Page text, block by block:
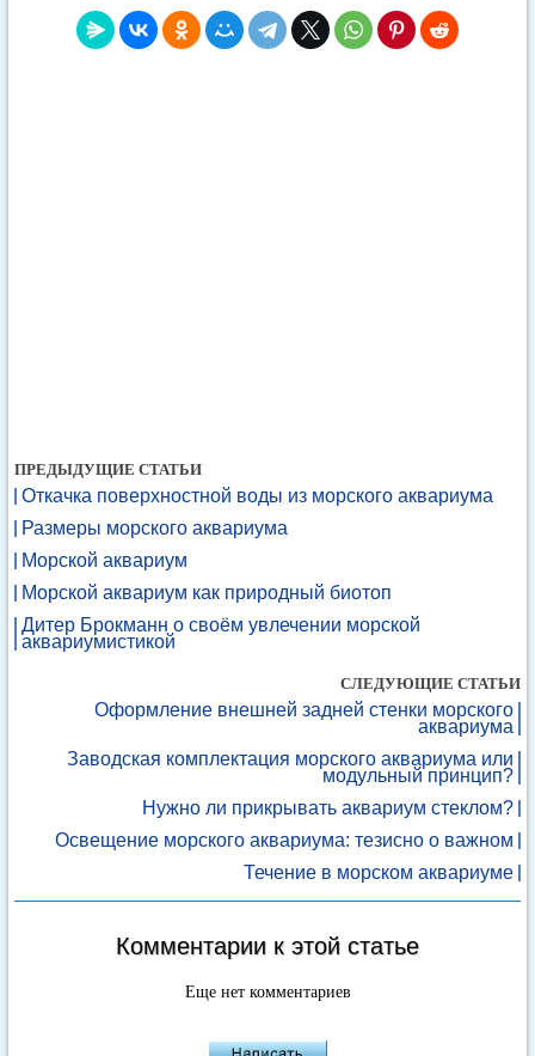
ПРЕДЫДУЩИЕ СТАТЬИ
Откачка поверхностной воды из морского аквариума
Размеры морского аквариума
Морской аквариум
Морской аквариум как природный биотоп
Дитер Брокманн о своём увлечении морской
аквариумистикой
СЛЕДУЮЩИЕ СТАТЬИ
Оформление внешней задней стенки морского
аквариума
Заводская комплектация морского аквариума или
модульный принцип?
Нужно ли прикрывать аквариум стеклом?
Освещение морского аквариума: тезисно о важном
Течение в морском аквариуме
Комментарии к этой статье
Еще нет комментариев